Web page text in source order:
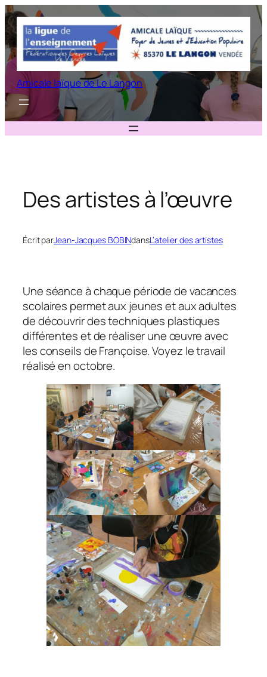
Aller
au
contenu
Amicale laïque de Le Langon
Des artistes à l’œuvre
Écrit parJean-Jacques BOBINdansL’atelier des artistes
Une séance à chaque période de vacances
scolaires permet aux jeunes et aux adultes
de découvrir des techniques plastiques
différentes et de réaliser une œuvre avec
les conseils de Françoise. Voyez le travail
réalisé en octobre.